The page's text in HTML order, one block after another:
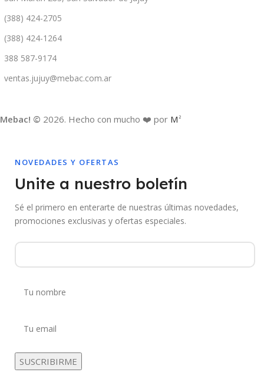
(388) 424-2705
(388) 424-1264
388 587-9174
ventas.jujuy@mebac.com.ar
Mebac! © 2026. Hecho con mucho ❤️ por M 2
NOVEDADES Y OFERTAS
Unite a nuestro boletín
Sé el primero en enterarte de nuestras últimas novedades,
promociones exclusivas y ofertas especiales.